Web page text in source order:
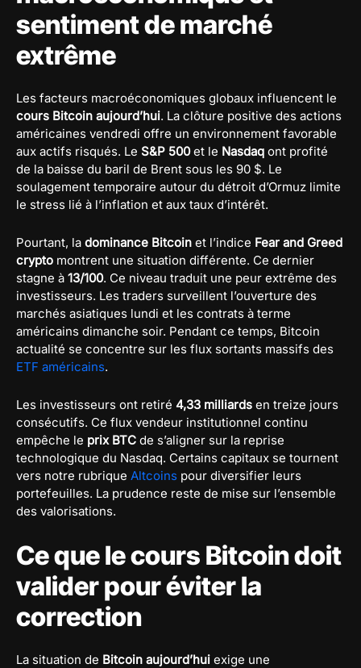
sentiment de marché
extrême
Les facteurs macroéconomiques globaux influencent le
cours Bitcoin aujourd’hui. La clôture positive des actions
américaines vendredi offre un environnement favorable
aux actifs risqués. Le S&P 500et le Nasdaq ont profité
de la baisse du baril de Brent sous les 90 $. Le
soulagement temporaire autour du détroit d’Ormuz limite
le stress lié à l’inflation et aux taux d’intérêt.
Pourtant, la dominance Bitcoin et l’indice Fear and Greed
crypto montrent une situation différente. Ce dernier
stagne à 13/100. Ce niveau traduit une peur extrême des
investisseurs. Les traders surveillent l’ouverture des
marchés asiatiques lundi et les contrats à terme
américains dimanche soir. Pendant ce temps, Bitcoin
actualité se concentre sur les flux sortants massifs des
ETF américains.
Les investisseurs ont retiré 4,33 milliards en treize jours
consécutifs. Ce flux vendeur institutionnel continu
empêche le prix BTC de s’aligner sur la reprise
technologique du Nasdaq. Certains capitaux se tournent
vers notre rubrique Altcoins pour diversifier leurs
portefeuilles. La prudence reste de mise sur l’ensemble
des valorisations.
Ce que le cours Bitcoin doit
valider pour éviter la
correction
La situation de Bitcoin aujourd’hui exige une